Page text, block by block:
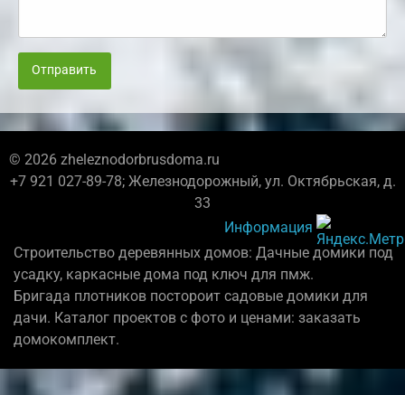
Отправить
© 2026 zheleznodorbrusdoma.ru
+7 921 027-89-78; Железнодорожный, ул. Октябрьская, д.
33
Информация
Строительство деревянных домов: Дачные домики под
усадку, каркасные дома под ключ для пмж.
Бригада плотников постороит садовые домики для
дачи. Каталог проектов с фото и ценами: заказать
домокомплект.